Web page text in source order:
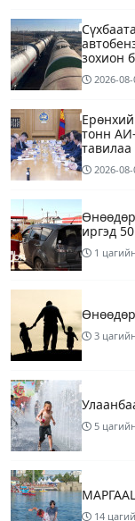
зохион
2026-
тонн
тавилаа
2026-
иргэд
1
3
5
14